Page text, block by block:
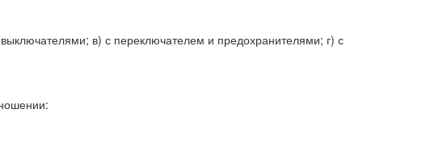
в) с переключателем и предохранителями; г) с